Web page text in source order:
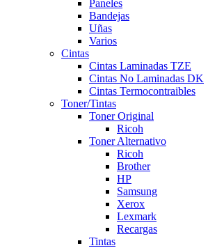
Paneles
Bandejas
Uñas
Varios
Cintas
Cintas Laminadas TZE
Cintas No Laminadas DK
Cintas Termocontraibles
Toner/Tintas
Toner Original
Ricoh
Toner Alternativo
Ricoh
Brother
HP
Samsung
Xerox
Lexmark
Recargas
Tintas